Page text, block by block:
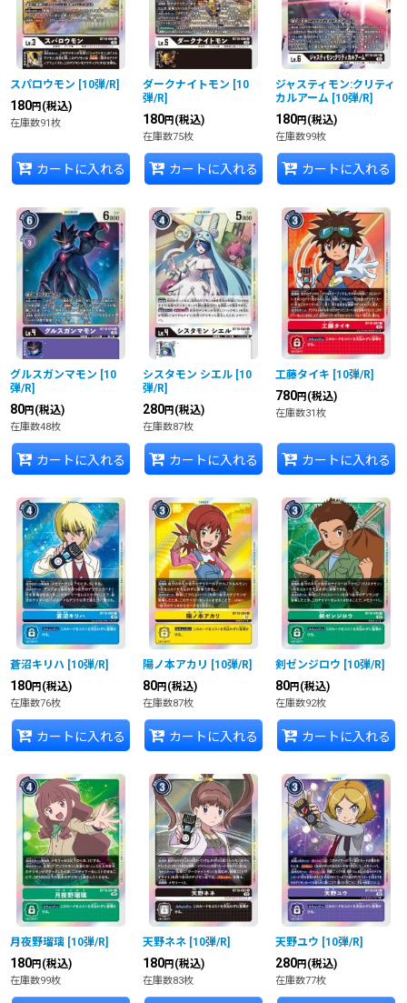
スパロウモン [10弾/R]
180円 (税込)
在庫数91枚
カートに入れる
ダークナイトモン [10
弾/R]
180円 (税込)
在庫数75枚
カートに入れる
ジャスティモン:クリティ
カルアーム [10弾/R]
180円 (税込)
在庫数99枚
カートに入れる
グルスガンマモン [10
弾/R]
80円 (税込)
在庫数48枚
カートに入れる
シスタモン シエル [10
弾/R]
280円 (税込)
在庫数87枚
カートに入れる
工藤タイキ [10弾/R]
780円 (税込)
在庫数31枚
カートに入れる
蒼沼キリハ [10弾/R]
180円 (税込)
在庫数76枚
カートに入れる
陽ノ本アカリ [10弾/R]
80円 (税込)
在庫数87枚
カートに入れる
剣ゼンジロウ [10弾/R]
80円 (税込)
在庫数92枚
カートに入れる
月夜野瑠璃 [10弾/R]
180円 (税込)
在庫数99枚
天野ネネ [10弾/R]
180円 (税込)
在庫数83枚
天野ユウ [10弾/R]
280円 (税込)
在庫数77枚